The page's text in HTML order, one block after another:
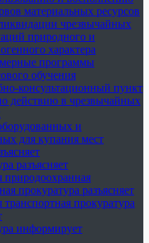
материальных ресурсов
чрезвычайных
природного и
характера
программы
обучения
консультационный пункт
действию в чрезвычайных
и
для купания мест
разъясняет
природоохранная
прокуратура разъясняет
транспортная прокуратура
информирует